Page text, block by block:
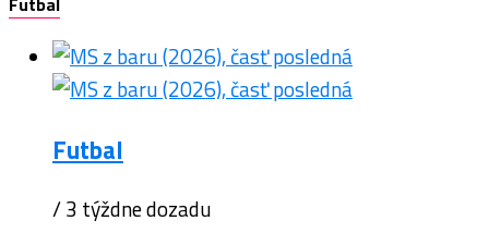
Futbal
/ 3 týždne dozadu